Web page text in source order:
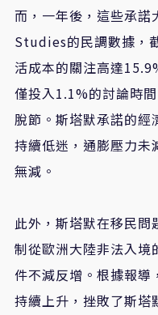
而，一年後，這些承
Studies的民調數據，
活成本的關注高達
僅投入1.1%的討論時
脫節。斯塔默承諾的經
持續低迷，通膨壓力未
無減。
此外，斯塔默在移民
制從歐洲大陸非法入境
件不減反增。根據報
持續上升，挫敗了斯塔